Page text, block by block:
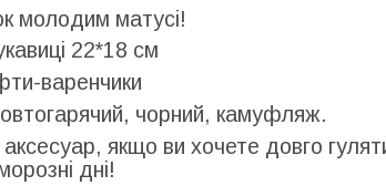
молодим матусі!
22*18 см
варенчики
чорний, камуфляж.
якщо ви хочете довго
дні!